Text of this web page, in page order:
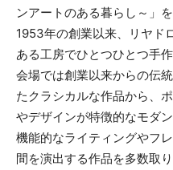
ンアートのある暮らし～」
1953年の創業以来、リヤド
ある工房でひとつひとつ手
会場では創業以来からの伝
たクラシカルな作品から、
やデザインが特徴的なモダ
機能的なライティングやフ
間を演出する作品を多数取